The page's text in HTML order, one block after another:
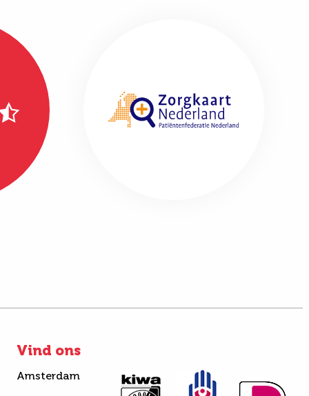
Vind ons
Amsterdam